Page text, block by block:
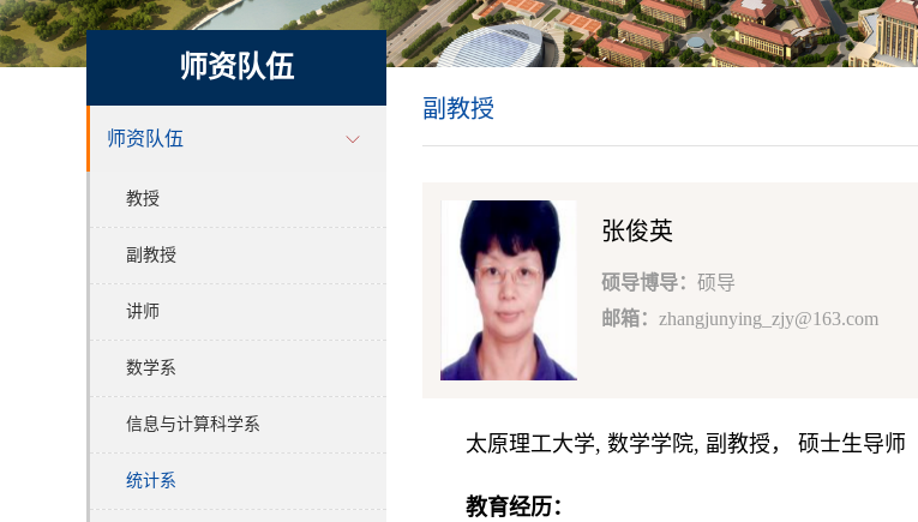
师资队伍
师资队伍
教授
副教授
讲师
数学系
信息与计算科学系
统计系
副教授
张俊英
硕导博导： 硕导
邮箱： zhangjunying_zjy@163.com
太原理工大学, 数学学院, 副教授， 硕士生导师
教育经历：